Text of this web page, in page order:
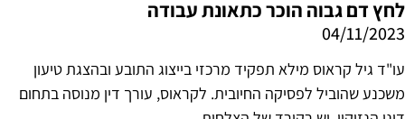
לחץ דם גבוה הוכר כתאונת עבודה
04/11/2023
עו"ד גיל קראוס מילא תפקיד מרכזי בייצוג התובע ובהצגת טיעון
משכנע שהוביל לפסיקה החיובית. לקראוס, עורך דין מנוסה בתחום